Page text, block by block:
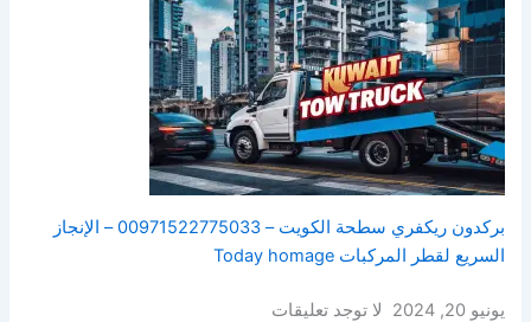
بركدون ريكفري سطحة الكويت – 00971522775033 – الإنجاز
السريع لقطر المركبات Today homage
يونيو 20, 2024 لا توجد تعليقات